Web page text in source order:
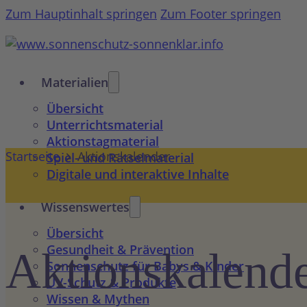
Zum Hauptinhalt springen Zum Footer springen
Materialien
Übersicht
Unterrichtsmaterial
Aktionstagmaterial
Spiel- und Rätselmaterial
Digitale und interaktive Inhalte
Wissenswertes
Übersicht
Gesundheit & Prävention
Sonnenschutz für Babys & Kinder
UV-Schutz & Produkte
Wissen & Mythen
Startseite Aktionskalender